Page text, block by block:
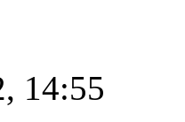
14:55